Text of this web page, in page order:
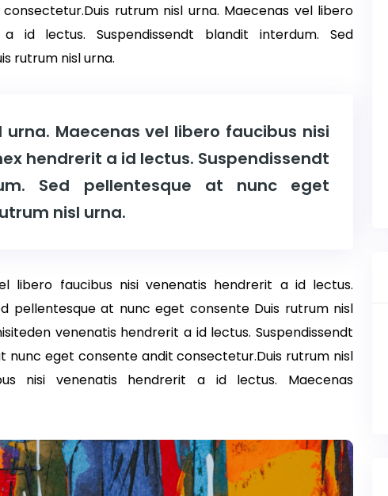
rutrum nisl urna. Maecenas vel libero
id lectus. Suspendissendt blandit interdum. Sed
rutrum nisl urna.
urna. Maecenas vel libero faucibus nisi
hendrerit a id lectus. Suspendissendt
Sed pellentesque at nunc eget
nisl urna.
libero faucibus nisi venenatis hendrerit a id lectus.
pellentesque at nunc eget consente Duis rutrum nisl
venenatis hendrerit a id lectus. Suspendissendt
nunc eget consente andit consectetur.Duis rutrum nisl
nisi venenatis hendrerit a id lectus. Maecenas